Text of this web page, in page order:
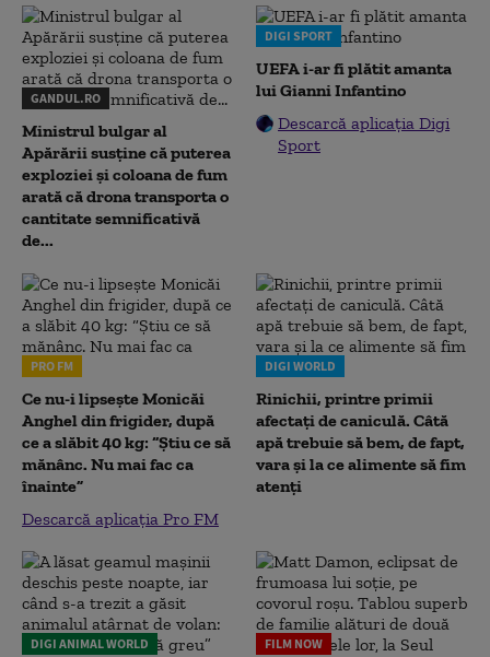
GANDUL.RO
Ministrul bulgar al
Apărării susține că puterea
exploziei și coloana de fum
arată că drona transporta o
cantitate semnificativă
de...
DIGI SPORT
UEFA i-ar fi plătit amanta
lui Gianni Infantino
Descarcă aplicația Digi
Sport
PRO FM
Ce nu-i lipsește Monicăi
Anghel din frigider, după
ce a slăbit 40 kg: “Știu ce să
mănânc. Nu mai fac ca
înainte”
Descarcă aplicația Pro FM
DIGI WORLD
Rinichii, printre primii
afectați de caniculă. Câtă
apă trebuie să bem, de fapt,
vara și la ce alimente să fim
atenți
DIGI ANIMAL WORLD FILM NOW